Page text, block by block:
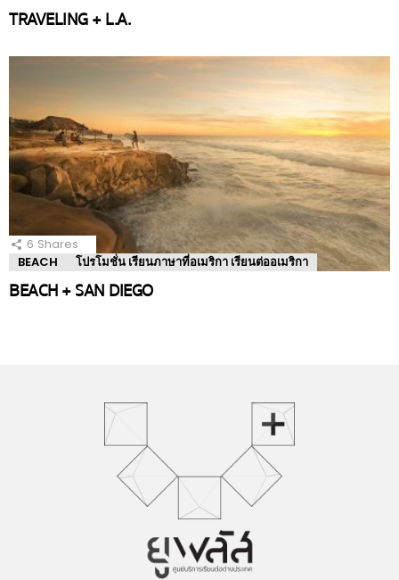
TRAVELING + L.A.
6 Shares
BEACH
โปรโมชั่น เรียนภาษาที่อเมริกา เรียนต่ออเมริกา
BEACH + SAN DIEGO